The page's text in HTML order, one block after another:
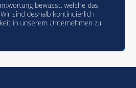
bewusst, welche das
sind deshalb kontinuierlich
in unserem Unternehmen zu